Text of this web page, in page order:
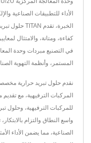
في التصنيع مبردات وحدة
المستمر، وأنظمة التهوية
للمركبات الترفيهية، وحلول